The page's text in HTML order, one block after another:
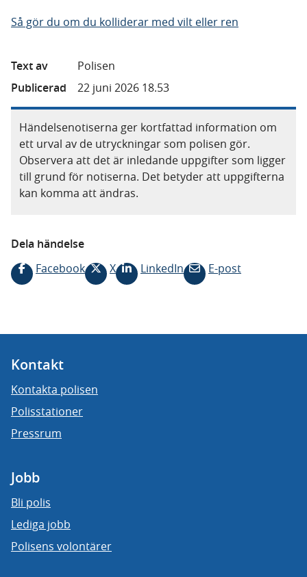
Så gör du om du kolliderar med vilt eller ren
Text av
Polisen
Publicerad
22 juni 2026 18.53
Händelsenotiserna ger kortfattad information om
ett urval av de utryckningar som polisen gör.
Observera att det är inledande uppgifter som ligger
till grund för notiserna. Det betyder att uppgifterna
kan komma att ändras.
Dela händelse
Facebook
X LinkedIn E-post
Kontakt
Kontakta polisen
Polisstationer
Pressrum
Jobb
Bli polis
Lediga jobb
Polisens volontärer